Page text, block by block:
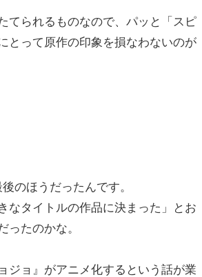
てられるものなので、パッと「スピ
とって原作の印象を損なわないのが
のほうだったんです。
なタイトルの作品に決まった」とお
ったのかな。
ジョ』がアニメ化するという話が業